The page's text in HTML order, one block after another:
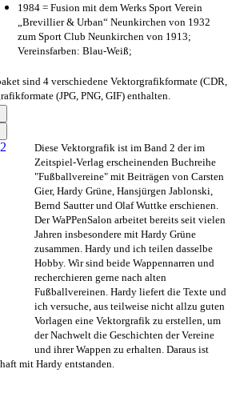
1984 = Fusion mit dem Werks Sport Verein
„Brevillier & Urban“ Neunkirchen von 1932
zum Sport Club Neunkirchen von 1913;
Vereinsfarben: Blau-Weiß;
sind 4 verschiedene Vektorgrafikformate (CDR,
(JPG, PNG, GIF) enthalten.
Diese Vektorgrafik ist im Band 2 der im
Zeitspiel-Verlag erscheinenden Buchreihe
"Fußballvereine" mit Beiträgen von Carsten
Gier, Hardy Grüne, Hansjürgen Jablonski,
Bernd Sautter und Olaf Wuttke erschienen.
Der WaPPenSalon arbeitet bereits seit vielen
Jahren insbesondere mit Hardy Grüne
zusammen. Hardy und ich teilen dasselbe
Hobby. Wir sind beide Wappennarren und
recherchieren gerne nach alten
Fußballvereinen. Hardy liefert die Texte und
ich versuche, aus teilweise nicht allzu guten
Vorlagen eine Vektorgrafik zu erstellen, um
der Nachwelt die Geschichten der Vereine
und ihrer Wappen zu erhalten. Daraus ist
mit Hardy entstanden.